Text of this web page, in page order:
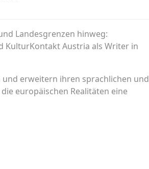
Landesgrenzen hinweg:
KulturKontakt Austria als Writer in
und erweitern ihren sprachlichen und
europäischen Realitäten eine